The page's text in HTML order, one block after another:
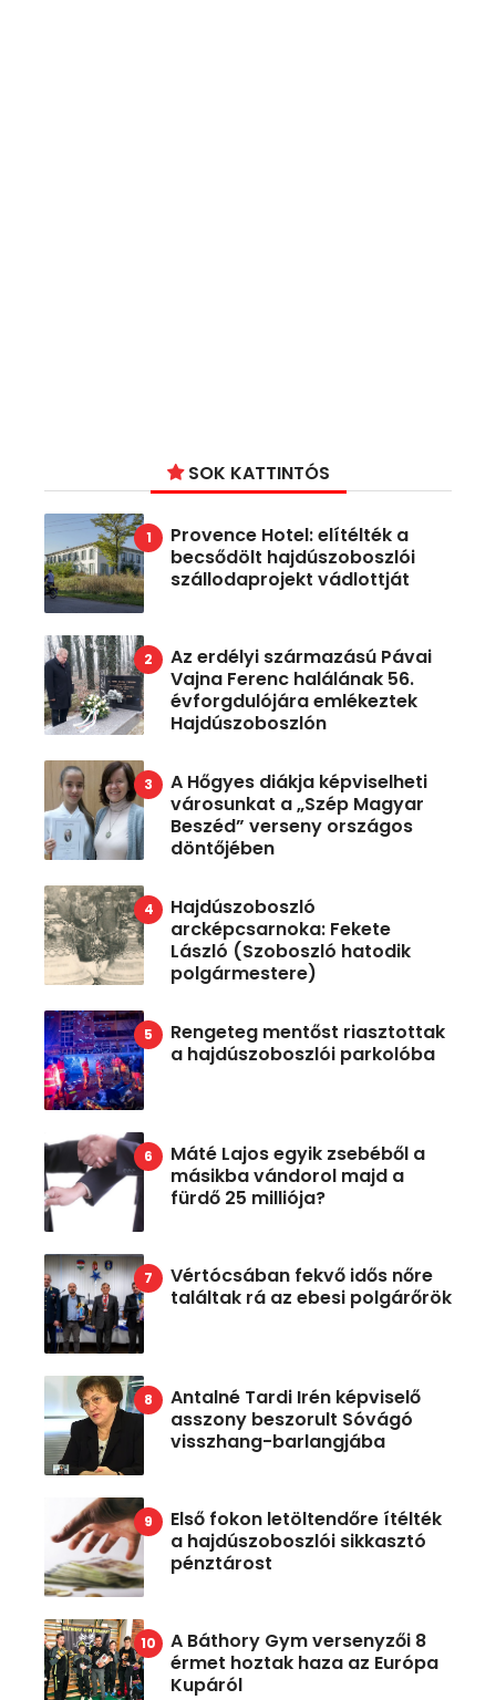
SOK KATTINTÓS
Provence Hotel: elítélték a
becsődölt hajdúszoboszlói
szállodaprojekt vádlottját
Az erdélyi származású Pávai
Vajna Ferenc halálának 56.
évforgdulójára emlékeztek
Hajdúszoboszlón
A Hőgyes diákja képviselheti
városunkat a „Szép Magyar
Beszéd” verseny országos
döntőjében
Hajdúszoboszló
arcképcsarnoka: Fekete
László (Szoboszló hatodik
polgármestere)
Rengeteg mentőst riasztottak
a hajdúszoboszlói parkolóba
Máté Lajos egyik zsebéből a
másikba vándorol majd a
fürdő 25 milliója?
Vértócsában fekvő idős nőre
találtak rá az ebesi polgárőrök
Antalné Tardi Irén képviselő
asszony beszorult Sóvágó
visszhang-barlangjába
Első fokon letöltendőre ítélték
a hajdúszoboszlói sikkasztó
pénztárost
A Báthory Gym versenyzői 8
érmet hoztak haza az Európa
Kupáról